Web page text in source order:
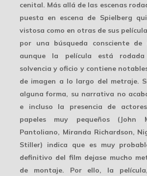
cenital. Más allá de las escenas
puesta en escena de Spielberg
vistosa como en otras de sus
por una búsqueda consciente
aunque la película está
solvencia y oficio y contiene
de imagen a lo largo del metraje.
alguna forma, su narrativa no
e incluso la presencia de
papeles muy pequeños (John
Pantoliano, Miranda Richardson,
Stiller) indica que es muy
definitivo del film dejase mucho
de montaje. Por ello, la